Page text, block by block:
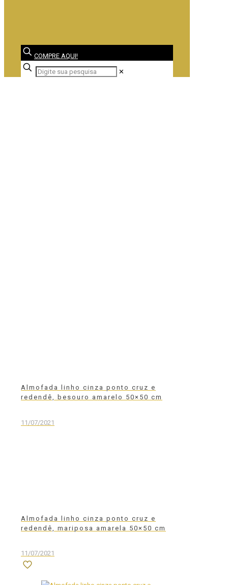
COMPRE AQUI!
✕
Almofada linho cinza ponto cruz e
redendê, besouro amarelo 50×50 cm
11/07/2021
Almofada linho cinza ponto cruz e
redendê, mariposa amarela 50×50 cm
11/07/2021